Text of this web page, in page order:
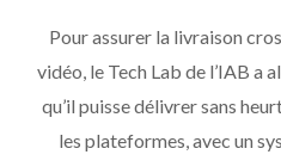
Pour assurer la livraison
vidéo, le Tech Lab de l’IAB a
qu’il puisse délivrer sans
les plateformes, avec un